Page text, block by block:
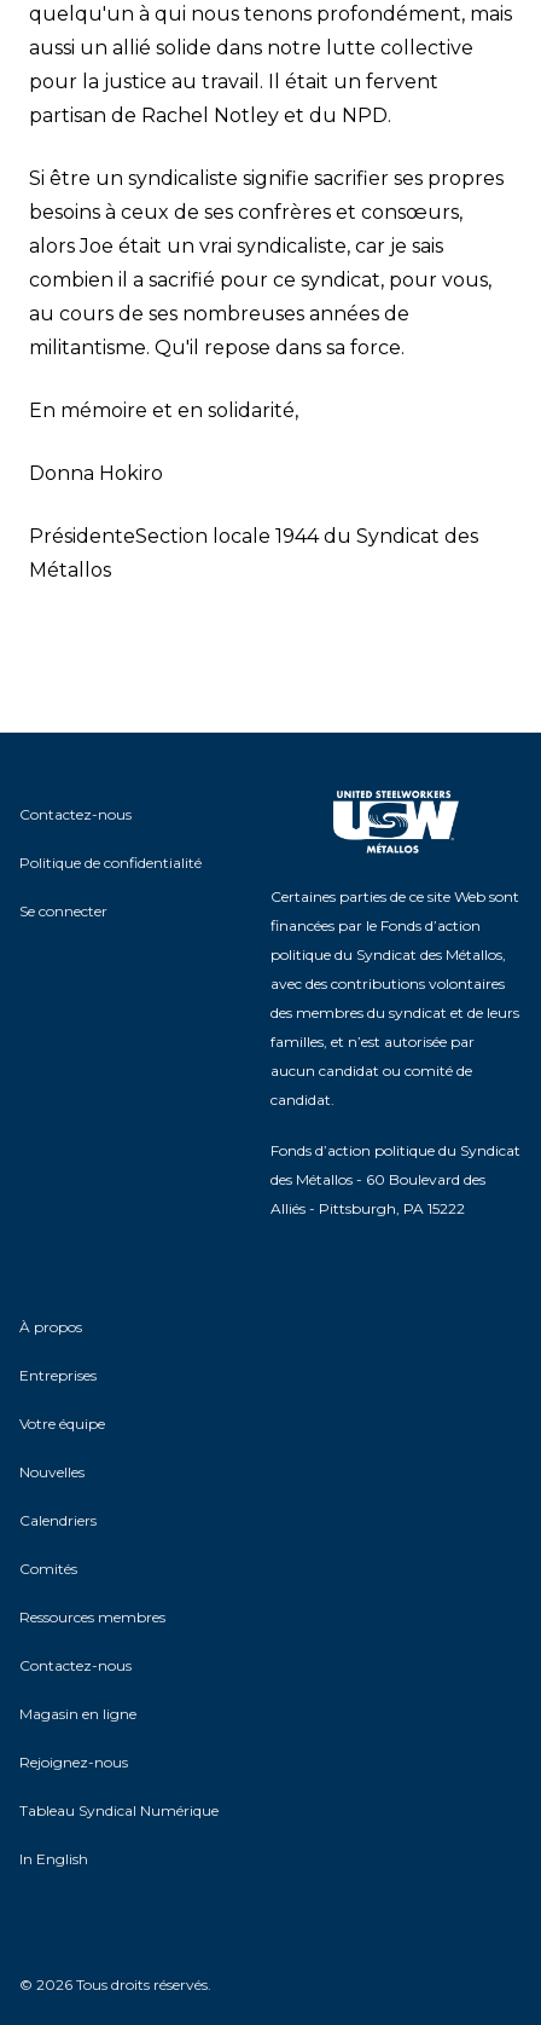
quelqu'un à qui nous tenons profondément, mais
aussi un allié solide dans notre lutte collective
pour la justice au travail. Il était un fervent
partisan de Rachel Notley et du NPD.
Si être un syndicaliste signifie sacrifier ses propres
besoins à ceux de ses confrères et consœurs,
alors Joe était un vrai syndicaliste, car je sais
combien il a sacrifié pour ce syndicat, pour vous,
au cours de ses nombreuses années de
militantisme. Qu'il repose dans sa force.
En mémoire et en solidarité,
Donna Hokiro
PrésidenteSection locale 1944 du Syndicat des
Métallos
Contactez-nous
Politique de confidentialité
Se connecter
Certaines parties de ce site Web sont
financées par le Fonds d’action
politique du Syndicat des Métallos,
avec des contributions volontaires
des membres du syndicat et de leurs
familles, et n’est autorisée par
aucun candidat ou comité de
candidat.
Fonds d’action politique du Syndicat
des Métallos - 60 Boulevard des
Alliés - Pittsburgh, PA 15222
À propos
Entreprises
Votre équipe
Nouvelles
Calendriers
Comités
Ressources membres
Contactez-nous
Magasin en ligne
Rejoignez-nous
Tableau Syndical Numérique
In English
© 2026 Tous droits réservés.